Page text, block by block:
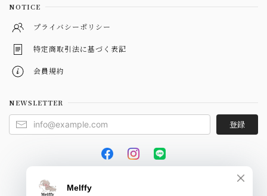
NOTICE
プライバシーポリシー
特定商取引法に基づく表記
会員規約
NEWSLETTER
登録